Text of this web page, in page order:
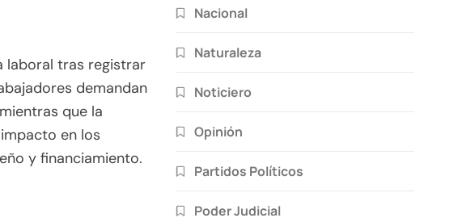
laboral tras registrar
demandan
que la
en los
y financiamiento.
Nacional
Naturaleza
Noticiero
Opinión
Partidos Políticos
Poder Judicial